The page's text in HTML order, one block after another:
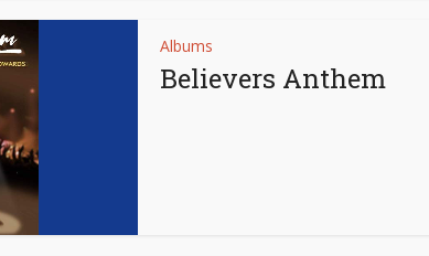
Albums
Believers Anthem